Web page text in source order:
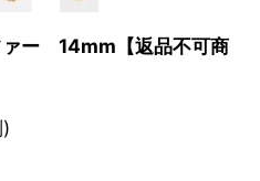
ー 14mm【返品不可商